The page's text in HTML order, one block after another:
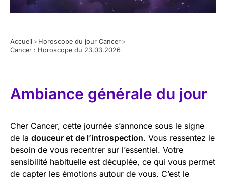
Accueil > Horoscope du jour Cancer >
Cancer : Horoscope du 23.03.2026
Ambiance générale du jour
Cher Cancer, cette journée s’annonce sous le signe
de la douceur et de l’introspection. Vous ressentez le
besoin de vous recentrer sur l’essentiel. Votre
sensibilité habituelle est décuplée, ce qui vous permet
de capter les émotions autour de vous. C’est le